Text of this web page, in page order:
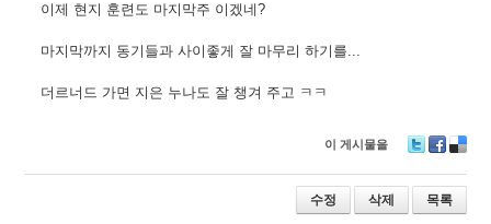
이제 현지 훈련도 마지막주 이겠네?
마지막까지 동기들과 사이좋게 잘 마무리 하기를...
더르너드 가면 지은 누나도 잘 챙겨 주고 ㅋㅋ
이 게시물을
wi
er
ac
e
b
eli
ci
o
수정 삭제 목록